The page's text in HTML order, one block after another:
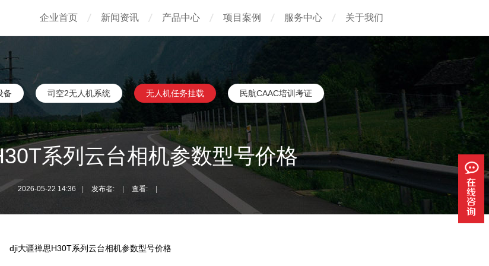
企业首页 新闻资讯 产品中心 项目案例 服务中心 关于我们
备 司空2无人机系统 无人机任务挂载 民航CAAC培训考证
系列云台相机参数型号价格
2026-05-22 14:36 发布者: 查看:
dji大疆禅思H30T系列云台相机参数型号价格